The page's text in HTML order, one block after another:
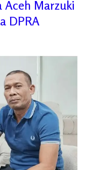
Aceh Marzuki
DPRA